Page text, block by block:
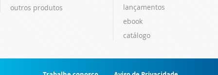
outros produtos
lançamentos
ebook
catálogo